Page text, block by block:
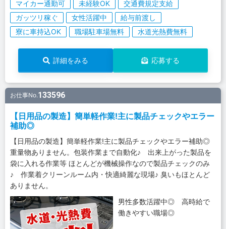
マイカー通勤可 未経験OK
交通費規定支給
ガッツリ稼ぐ
女性活躍中
給与前渡し
寮に車持込OK
職場駐車場無料 水道光熱費無料
詳細をみる 応募する
お仕事No.133596
【日用品の製造】簡単軽作業!主に製品チェックやエラー
補助◎
【日用品の製造】簡単軽作業!主に製品チェックやエラー補助◎
重量物ありません。包装作業まで自動化♪ 出来上がった製品を
袋に入れる作業等 ほとんどが機械操作なので製品チェックのみ
♪ 作業着クリーンルーム内・快適綺麗な現場♪ 臭いもほとんど
ありません。
男性多数活躍中◎ 高時給で
働きやすい職場◎